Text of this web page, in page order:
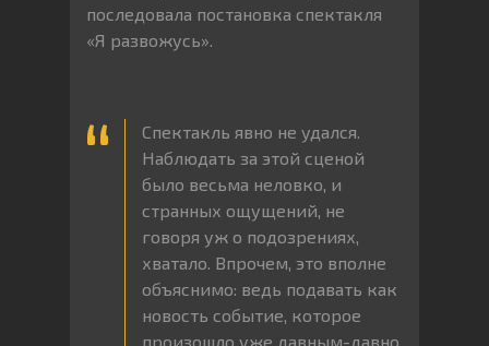
последовала постановка спектакля
«Я развожусь».
Спектакль явно не удался.
Наблюдать за этой сценой
было весьма неловко, и
странных ощущений, не
говоря уж о подозрениях,
хватало. Впрочем, это вполне
объяснимо: ведь подавать как
новость событие, которое
произошло уже давным-давно,